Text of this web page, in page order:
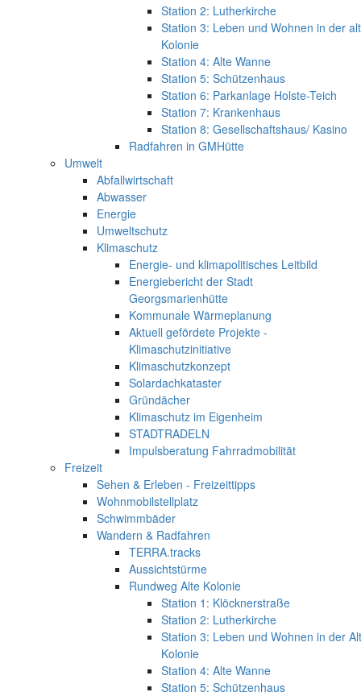
Station 2: Lutherkirche
Station 3: Leben und Wohnen in der
Kolonie
Station 4: Alte Wanne
Station 5: Schützenhaus
Station 6: Parkanlage Holste-Teich
Station 7: Krankenhaus
Station 8: Gesellschaftshaus/ Kasino
Radfahren in GMHütte
Umwelt
Abfallwirtschaft
Abwasser
Energie
Umweltschutz
Klimaschutz
Energie- und klimapolitisches Leitbild
Energiebericht der Stadt
Georgsmarienhütte
Kommunale Wärmeplanung
Aktuell gefördete Projekte -
Klimaschutzinitiative
Klimaschutzkonzept
Solardachkataster
Gründächer
Klimaschutz im Eigenheim
STADTRADELN
Impulsberatung Fahrradmobilität
Freizeit
Sehen & Erleben - Freizeittipps
Wohnmobilstellplatz
Schwimmbäder
Wandern & Radfahren
TERRA.tracks
Aussichtstürme
Rundweg Alte Kolonie
Station 1: Klöcknerstraße
Station 2: Lutherkirche
Station 3: Leben und Wohnen in der
Kolonie
Station 4: Alte Wanne
Station 5: Schützenhaus